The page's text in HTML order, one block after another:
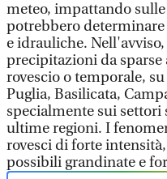
meteo, impattando sulle
potrebbero
e idrauliche.
precipitazioni da sparse
rovescio o temporale,
Puglia, Basilicata,
specialmente sui
ultime regioni. I
rovesci di forte
possibili grandinate e